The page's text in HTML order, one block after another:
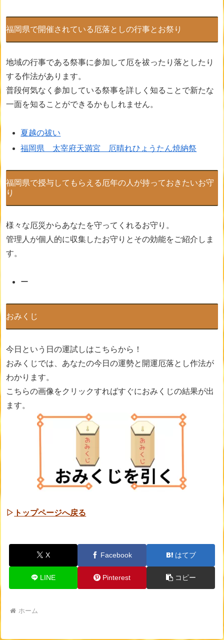
福岡県で開催されている厄落としの行事とお祭り
地域の行事である祭事に参加して厄を祓ったり落としたり
する作法があります。
普段何気なく参加している祭事を詳しく知ることで新たな
一面を知ることができるかもしれません。
夏越の祓い
福岡県 太宰府天満宮 厄晴れひょうたん焼納祭
福岡県で授与してもらえる厄年の人が持っておきたいお守
り
様々な厄災からあなたを守ってくれるお守り。
管理人が個人的に収集したお守りとその効能をご紹介しま
す。
ー
おみくじ
今日という日の運試しはこちらから！
おみくじでは、あなたの今日の運勢と開運厄落とし作法が
わかります。
こちらの画像をクリックすればすぐにおみくじの結果が出
ます。
▷ トップページへ戻る
X Facebook はてブ
LINE Pinterest コピー
ホーム